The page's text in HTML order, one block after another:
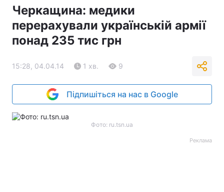
Черкащина: медики
перерахували українській армії
понад 235 тис грн
15:28, 04.04.14 1 хв. 9
Підпишіться на нас в Google
Фото: ru.tsn.ua
Реклама